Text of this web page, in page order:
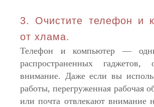
3. Очистите телефон и
от хлама.
Телефон и компьютер —
распространенных гаджетов,
внимание. Даже если вы
работы, перегруженная рабочая
или почта отвлекают внимание